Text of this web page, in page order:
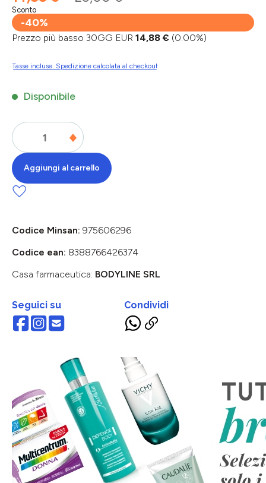
Sconto
-40%
Prezzo più basso 30GG EUR 14,88 € (0.00%)
Tasse incluse. Spedizione calcolata al checkout
Disponibile
Aggiungi al carrello
Codice Minsan: 975606296
Codice ean: 8388766426374
Casa farmaceutica: BODYLINE SRL
Seguici su Condividi